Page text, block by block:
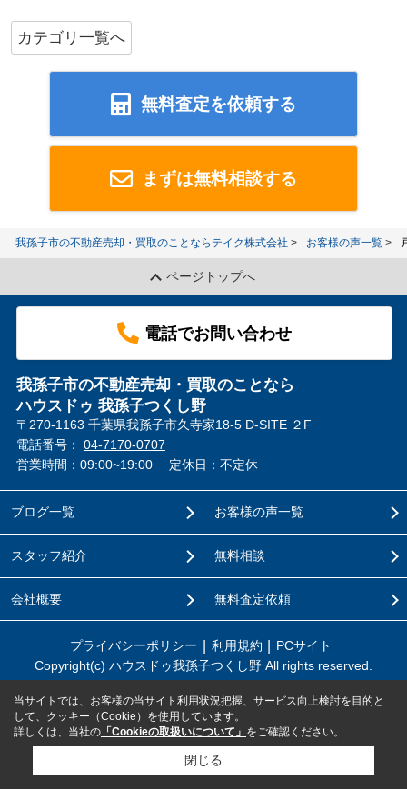
カテゴリ一覧へ
無料査定を依頼する
まずは無料相談する
我孫子市の不動産売却・買取のことならテイク株式会社 お客様の声一覧
ページトップへ
電話でお問い合わせ
我孫子市の不動産売却・買取のことなら
ハウスドゥ 我孫子つくし野
〒270-1163 千葉県我孫子市久寺家18-5 D-SITE ２F
電話番号： 04-7170-0707
営業時間：09:00~19:00
定休日：不定休
ブログ一覧
スタッフ紹介
会社概要
お客様の声一覧
無料相談
無料査定依頼
プライバシーポリシー 利用規約
PCサイト
Copyright(c) ハウスドゥ我孫子つくし野 All rights reserved.
当サイトでは、お客様の当サイト利用状況把握、サービス向上検討を目的と
して、クッキー（Cookie）を使用しています。
詳しくは、当社の 「Cookieの取扱いについて」 をご確認ください。
閉じる